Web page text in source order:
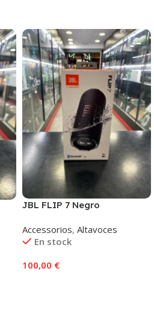
JBL FLIP 7 Negro
Accessorios, Altavoces
En stock
100,00 €